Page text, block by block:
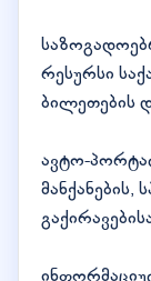
რესურსი
ბილეთების
ავტო-
მანქანების,